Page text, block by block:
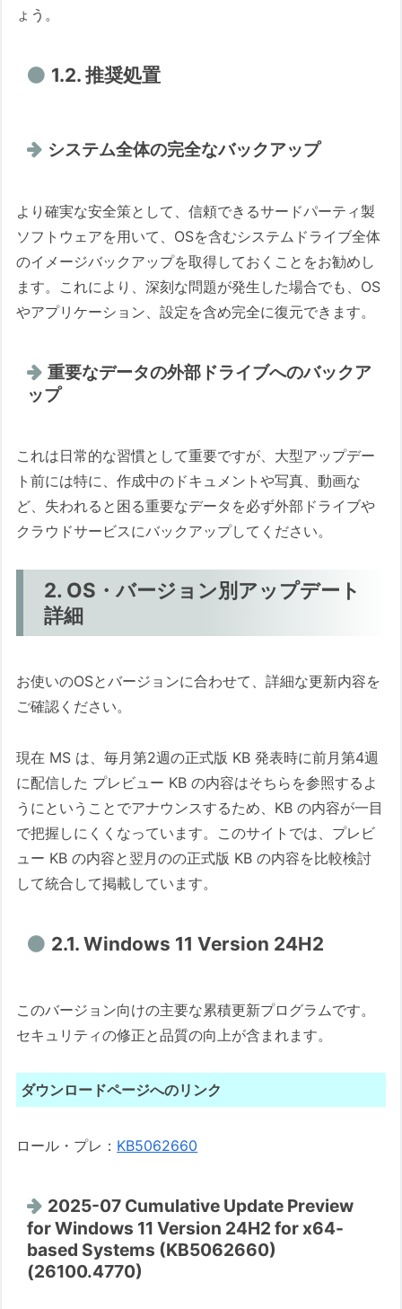
ょう。
1.2. 推奨処置
システム全体の完全なバックアップ
より確実な安全策として、信頼できるサードパーティ製
ソフトウェアを用いて、OSを含むシステムドライブ全体
のイメージバックアップを取得しておくことをお勧めし
ます。これにより、深刻な問題が発生した場合でも、OS
やアプリケーション、設定を含め完全に復元できます。
重要なデータの外部ドライブへのバックア
ップ
これは日常的な習慣として重要ですが、大型アップデー
ト前には特に、作成中のドキュメントや写真、動画な
ど、失われると困る重要なデータを必ず外部ドライブや
クラウドサービスにバックアップしてください。
2. OS・バージョン別アップデート
詳細
お使いのOSとバージョンに合わせて、詳細な更新内容を
ご確認ください。
現在 MS は、毎月第2週の正式版 KB 発表時に前月第4週
に配信した プレビュー KB の内容はそちらを参照するよ
うにということでアナウンスするため、KB の内容が一目
で把握しにくくなっています。このサイトでは、プレビ
ュー KB の内容と翌月のの正式版 KB の内容を比較検討
して統合して掲載しています。
2.1. Windows 11 Version 24H2
このバージョン向けの主要な累積更新プログラムです。
セキュリティの修正と品質の向上が含まれます。
ダウンロードページへのリンク
ロール・プレ： KB5062660
2025-07 Cumulative Update Preview
for Windows 11 Version 24H2 for x64-
based Systems (KB5062660)
(26100.4770)